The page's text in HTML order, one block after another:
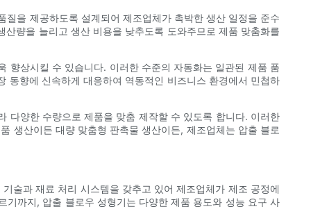
을 제공하도록 설계되어 제조업체가 촉박한 생산 일정을 준수
량을 늘리고 생산 비용을 낮추도록 도와주므로 제품 맞춤화를
향상시킬 수 있습니다. 이러한 수준의 자동화는 일관된 제품 품
동향에 신속하게 대응하여 역동적인 비즈니스 환경에서 민첩하
다양한 수량으로 제품을 맞춤 제작할 수 있도록 합니다. 이러한
생산이든 대량 맞춤형 판촉물 생산이든, 제조업체는 압출 블로
술과 재료 처리 시스템을 갖추고 있어 제조업체가 제조 공정에
까지, 압출 블로우 성형기는 다양한 제품 용도와 성능 요구 사